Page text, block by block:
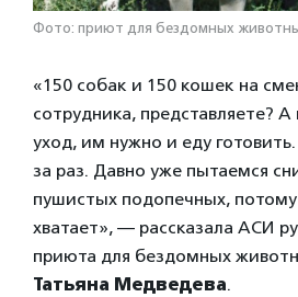
Фото: приют для бездомных
«150 собак и 150 кошек на
сотрудника, представляете? А
уход, им нужно и еду
за раз. Давно уже пытаемся
пушистых подопечных,
хватает», — рассказала АСИ
приюта для бездомных
Татьяна Медведева.